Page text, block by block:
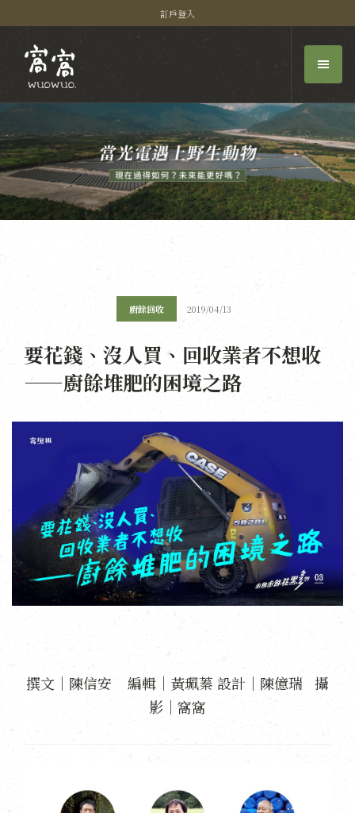
訂戶登入
廚餘回收 2019/04/13
要花錢、沒人買、回收業者不想收
——廚餘堆肥的困境之路
撰文｜陳信安 編輯｜黃珮蓁 設計｜陳億瑞 攝
影｜窩窩